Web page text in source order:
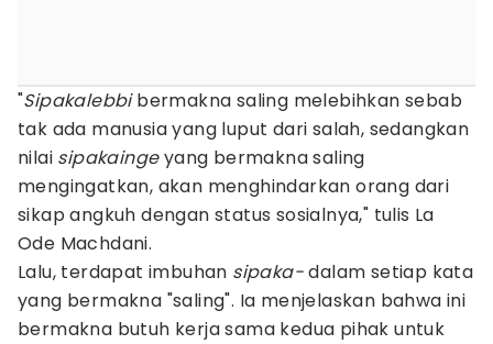
"Sipakalebbibermakna saling melebihkan sebab
tak ada manusia yang luput dari salah, sedangkan
nilai sipakaingeyang bermakna saling
mengingatkan, akan menghindarkan orang dari
sikap angkuh dengan status sosialnya," tulis La
Ode Machdani.
Lalu, terdapat imbuhan sipaka-dalam setiap kata
yang bermakna "saling". Ia menjelaskan bahwa ini
bermakna butuh kerja sama kedua pihak untuk